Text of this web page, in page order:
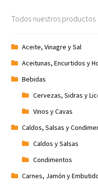
Todos nuestros productos
Aceite, Vinagre y Sal
Aceitunas, Encurtidos y
Bebidas
Cervezas, Sidras y
Vinos y Cavas
Caldos, Salsas y
Caldos y Salsas
Condimentos
Carnes, Jamón y